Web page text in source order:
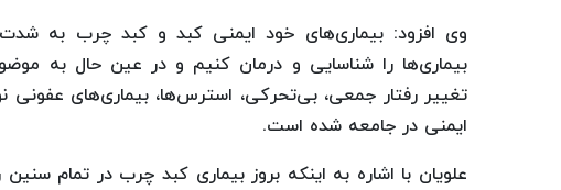
وی افزود: بیماری‌های خود ایمنی کبد و کبد چرب به
بیماری‌ها را شناسایی و درمان کنیم و در عین حال به
تغییر رفتار جمعی، بی‌تحرکی، استرس‌ها، بیماری‌های عفونی
ایمنی در جامعه شده است.
علویان با اشاره به اینکه بروز بیماری کبد چرب در تمام